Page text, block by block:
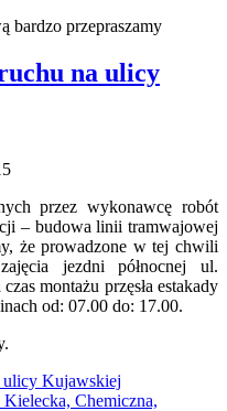
bardzo przepraszamy
na ulicy
przez wykonawcę robót
– budowa linii tramwajowej
że prowadzone w tej chwili
jezdni północnej ul.
montażu przęsła estakady
od: 07.00 do: 17.00.
ulicy Kujawskiej
Chemiczna,